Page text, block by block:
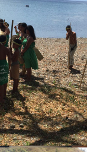
sostenible
BARÉIN
GUINEA